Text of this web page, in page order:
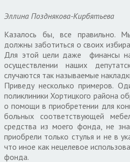
Эллина Позднякова-Кирбятьева
Казалось бы, все правильно.
должны заботиться о своих
Для этой цели даже финансы
осуществлении наших
случаются так называемые
Приведу несколько примеров.
поликлиники Хортицкого района
о помощи в приобретении для
больных соответствующей
средства из моего фонда, не
приобрели только стулья и не в
что иное как нецелевое
фонда.